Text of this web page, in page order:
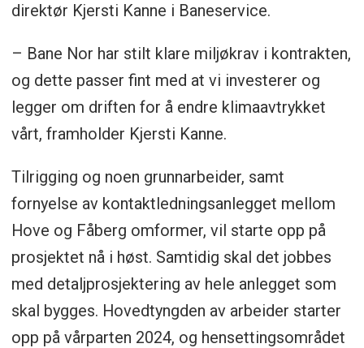
direktør Kjersti Kanne i Baneservice.
– Bane Nor har stilt klare miljøkrav i kontrakten,
og dette passer fint med at vi investerer og
legger om driften for å endre klimaavtrykket
vårt, framholder Kjersti Kanne.
Tilrigging og noen grunnarbeider, samt
fornyelse av kontaktledningsanlegget mellom
Hove og Fåberg omformer, vil starte opp på
prosjektet nå i høst. Samtidig skal det jobbes
med detaljprosjektering av hele anlegget som
skal bygges. Hovedtyngden av arbeider starter
opp på vårparten 2024, og hensettingsområdet